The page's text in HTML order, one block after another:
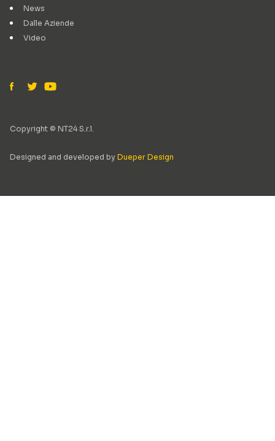
News
Dalle Aziende
Video
Copyright © NT24 S.r.l.
Designed and developed by Dueper Design